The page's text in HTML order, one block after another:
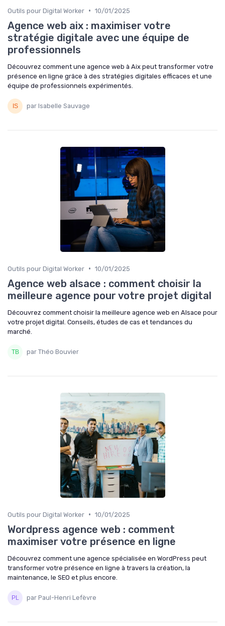
Outils pour Digital Worker • 10/01/2025
Agence web aix : maximiser votre
stratégie digitale avec une équipe de
professionnels
Découvrez comment une agence web à Aix peut transformer votre
présence en ligne grâce à des stratégies digitales efficaces et une
équipe de professionnels expérimentés.
par Isabelle Sauvage
Outils pour Digital Worker • 10/01/2025
Agence web alsace : comment choisir la
meilleure agence pour votre projet digital
Découvrez comment choisir la meilleure agence web en Alsace pour
votre projet digital. Conseils, études de cas et tendances du
marché.
par Théo Bouvier
Outils pour Digital Worker • 10/01/2025
Wordpress agence web : comment
maximiser votre présence en ligne
Découvrez comment une agence spécialisée en WordPress peut
transformer votre présence en ligne à travers la création, la
maintenance, le SEO et plus encore.
par Paul-Henri Lefèvre